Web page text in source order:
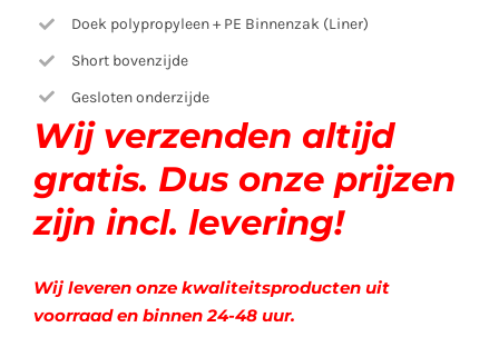
Doek polypropyleen + PE Binnenzak (Liner)
Short bovenzijde
Gesloten onderzijde
Wij verzenden altijd
gratis. Dus onze prijzen
zijn incl. levering!
Wij leveren onze kwaliteitsproducten uit
voorraad en binnen 24-48 uur.